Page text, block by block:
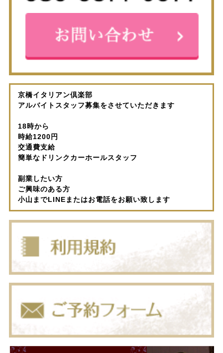
京橋イタリアン倶楽部
アルバイトスタッフ募集をさせていただきます
18時から
時給1200円
交通費支給
簡単なドリンクカーホールスタッフ
副業したい方
ご興味のある方
小山までLINEまたはお電話をお願い致します